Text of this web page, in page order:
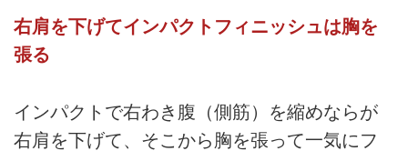
右肩を下げてインパクトフィニッシュは胸を
張る
インパクトで右わき腹（側筋）を縮めならが
右肩を下げて、そこから胸を張って一気にフ